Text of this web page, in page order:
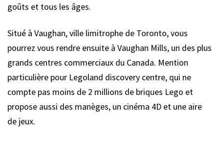
goûts et tous les âges.
Situé à Vaughan, ville limitrophe de Toronto, vous
pourrez vous rendre ensuite à Vaughan Mills, un des plus
grands centres commerciaux du Canada. Mention
particulière pour Legoland discovery centre, qui ne
compte pas moins de 2 millions de briques Lego et
propose aussi des manèges, un cinéma 4D et une aire
de jeux.